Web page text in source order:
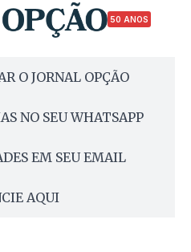
50 ANOS
O JORNAL OPÇÃO
NO SEU WHATSAPP
EM SEU EMAIL
AQUI